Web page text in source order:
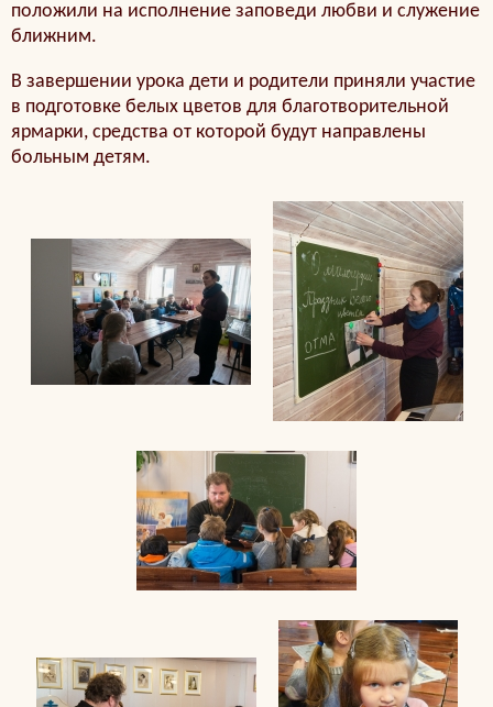
положили на исполнение заповеди любви и служение
ближним.
В завершении урока дети и родители приняли участие
в подготовке белых цветов для благотворительной
ярмарки, средства от которой будут направлены
больным детям.